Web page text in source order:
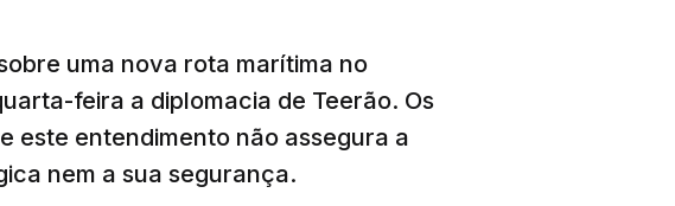
para o futuro de Gaza”, acrescenta este
uma nova rota marítima no
feira a diplomacia de Teerão. Os
este entendimento não assegura a
nem a sua segurança.